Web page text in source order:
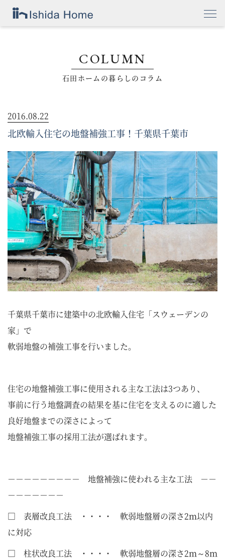
COLUMN
石田ホームの暮らしのコラム
2016.08.22
北欧輸入住宅の地盤補強工事！千葉県千葉市
千葉県千葉市に建築中の北欧輸入住宅「スウェーデンの
家」で
軟弱地盤の補強工事を行いました。
住宅の地盤補強工事に使用される主な工法は3つあり、
事前に行う地盤調査の結果を基に住宅を支えるのに適した
良好地盤までの深さによって
地盤補強工事の採用工法が選ばれます。
－－－－－－－－－ 地盤補強に使われる主な工法 －－
－－－－－－－
□ 表層改良工法 ・・・・ 軟弱地盤層の深さ2ｍ以内
に対応
□ 柱状改良工法 ・・・・ 軟弱地盤層の深さ2ｍ～8ｍ